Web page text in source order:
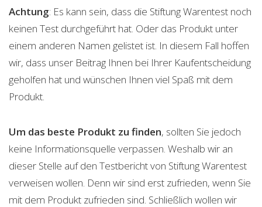
Achtung: Es kann sein, dass die Stiftung Warentest noch
keinen Test durchgeführt hat. Oder das Produkt unter
einem anderen Namen gelistet ist. In diesem Fall hoffen
wir, dass unser Beitrag Ihnen bei Ihrer Kaufentscheidung
geholfen hat und wünschen Ihnen viel Spaß mit dem
Produkt.
Um das beste Produkt zu finden, sollten Sie jedoch
keine Informationsquelle verpassen. Weshalb wir an
dieser Stelle auf den Testbericht von Stiftung Warentest
verweisen wollen. Denn wir sind erst zufrieden, wenn Sie
mit dem Produkt zufrieden sind. Schließlich wollen wir